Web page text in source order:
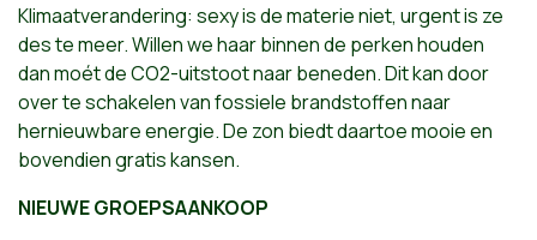
Klimaatverandering: sexy is de materie niet, urgent is ze
des te meer. Willen we haar binnen de perken houden
dan moét de CO2-uitstoot naar beneden. Dit kan door
over te schakelen van fossiele brandstoffen naar
hernieuwbare energie. De zon biedt daartoe mooie en
bovendien gratis kansen.
NIEUWE GROEPSAANKOOP